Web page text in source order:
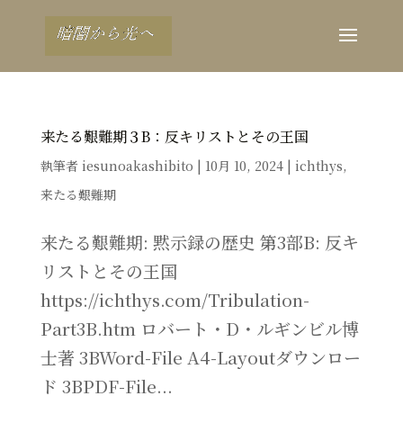
来たる艱難期３B：反キリストとその王国
執筆者 iesunoakashibito | 10月 10, 2024| ichthys,
来たる艱難期
来たる艱難期: 黙示録の歴史 第3部B: 反キ
リストとその王国
https://ichthys.com/Tribulation-
Part3B.htm ロバート・D・ルギンビル博
士著 3BWord-File A4-Layoutダウンロー
ド 3BPDF-File...